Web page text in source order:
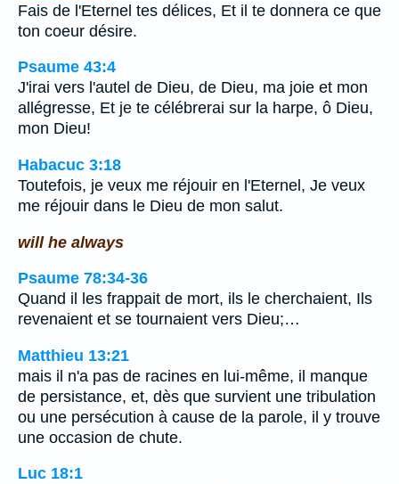
Fais de l'Eternel tes délices, Et il te donnera ce que
ton coeur désire.
Psaume 43:4
J'irai vers l'autel de Dieu, de Dieu, ma joie et mon
allégresse, Et je te célébrerai sur la harpe, ô Dieu,
mon Dieu!
Habacuc 3:18
Toutefois, je veux me réjouir en l'Eternel, Je veux
me réjouir dans le Dieu de mon salut.
will he always
Psaume 78:34-36
Quand il les frappait de mort, ils le cherchaient, Ils
revenaient et se tournaient vers Dieu;…
Matthieu 13:21
mais il n'a pas de racines en lui-même, il manque
de persistance, et, dès que survient une tribulation
ou une persécution à cause de la parole, il y trouve
une occasion de chute.
Luc 18:1